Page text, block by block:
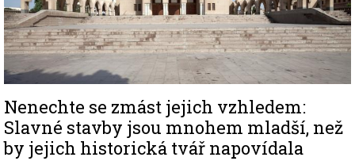
Nenechte se zmást jejich vzhledem:
Slavné stavby jsou mnohem mladší, než
by jejich historická tvář napovídala